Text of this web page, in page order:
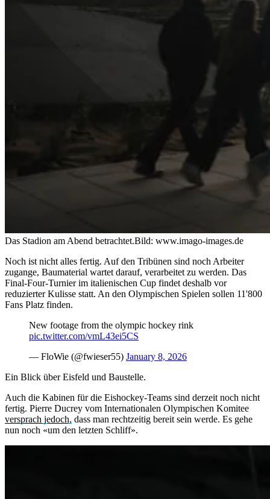
Das Stadion am Abend betrachtet.Bild: www.imago-images.de
Noch ist nicht alles fertig. Auf den Tribünen sind noch Arbeiter
zugange, Baumaterial wartet darauf, verarbeitet zu werden. Das
Final-Four-Turnier im italienischen Cup findet deshalb vor
reduzierter Kulisse statt. An den Olympischen Spielen sollen 11'800
Fans Platz finden.
New footage from the olympic hockey rink
pic.twitter.com/vmL43ei5CS
— FloWie (@fwieser55) January 8, 2026
Ein Blick über Eisfeld und Baustelle.
Auch die Kabinen für die Eishockey-Teams sind derzeit noch nicht
fertig. Pierre Ducrey vom Internationalen Olympischen Komitee
versprach jedoch, dass man rechtzeitig bereit sein werde. Es gehe
nun noch «um den letzten Schliff».